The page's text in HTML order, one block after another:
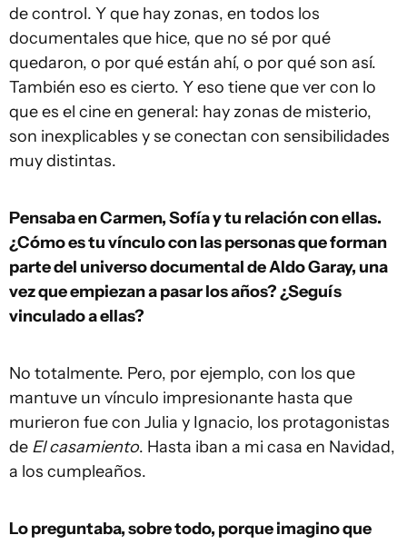
de control. Y que hay zonas, en todos los
documentales que hice, que no sé por qué
quedaron, o por qué están ahí, o por qué son así.
También eso es cierto. Y eso tiene que ver con lo
que es el cine en general: hay zonas de misterio,
son inexplicables y se conectan con sensibilidades
muy distintas.
Pensaba en Carmen, Sofía y tu relación con ellas.
¿Cómo es tu vínculo con las personas que forman
parte del universo documental de Aldo Garay, una
vez que empiezan a pasar los años? ¿Seguís
vinculado a ellas?
No totalmente. Pero, por ejemplo, con los que
mantuve un vínculo impresionante hasta que
murieron fue con Julia y Ignacio, los protagonistas
de El casamiento. Hasta iban a mi casa en Navidad,
a los cumpleaños.
Lo preguntaba, sobre todo, porque imagino que